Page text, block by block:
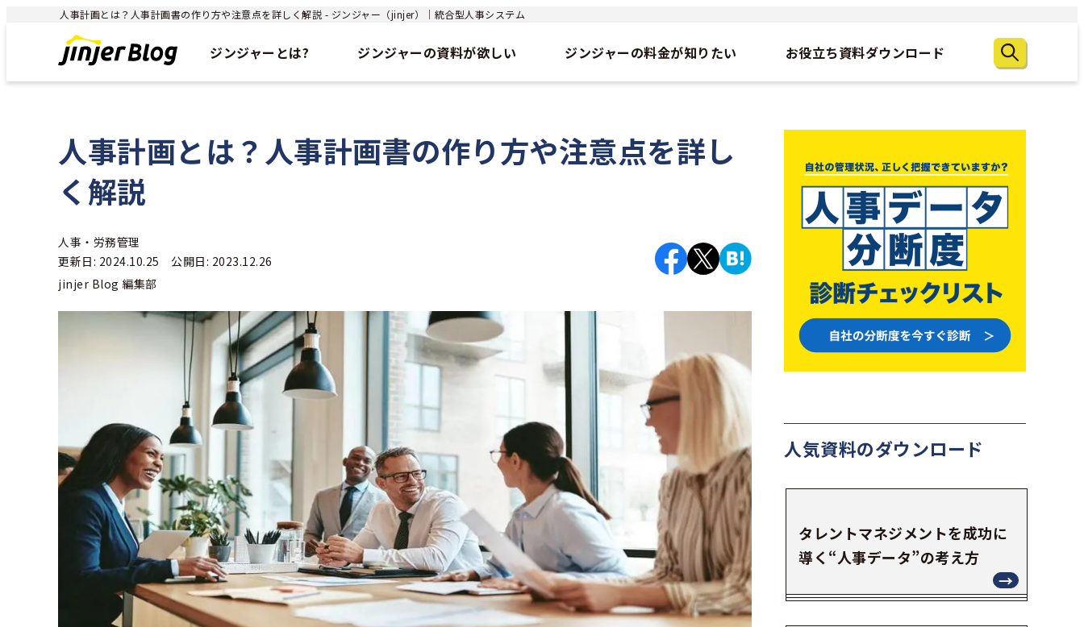
人事計画とは？人事計画書の作り方や注意点を詳しく解説 - ジンジャー（jinjer）｜統合型人事システム
ジンジャーとは? ジンジャーの資料が欲しい ジンジャーの料金が知りたい お役立ち資料ダウンロード
人事計画とは？人事計画書の作り方や注意点を詳し
く解説
人事・労務管理
更新日: 2024.10.25 公開日: 2023.12.26
jinjer Blog 編集部
人気資料のダウンロード
タレントマネジメントを成功に
導く“人事データ”の考え方